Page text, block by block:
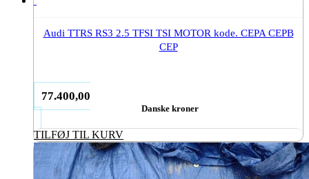
Audi TTRS RS3 2.5 TFSI TSI MOTOR kode. CEPA CEPB
CEP
77.400,00
Danske kroner
TILFØJ TIL KURV